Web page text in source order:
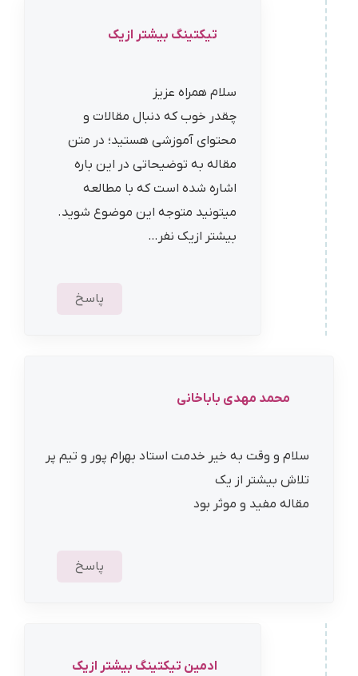
تیکتینگ بیشتر ازیک
سلام همراه عزیز
چقدر خوب که دنبال مقالات و
محتوای آموزشی هستید؛ در متن
مقاله به توضیحاتی در این باره
اشاره شده است که با مطالعه
میتونید متوجه این موضوع شوید.
بیشتر ازیک نفر…
پاسخ
محمد مهدی باباخانی
سلام و وقت به خیر خدمت استاد بهرام پور و تیم پر
تلاش بیشتر از یک
مقاله مفید و موثر بود
پاسخ
ادمین تیکتینگ بیشتر ازیک